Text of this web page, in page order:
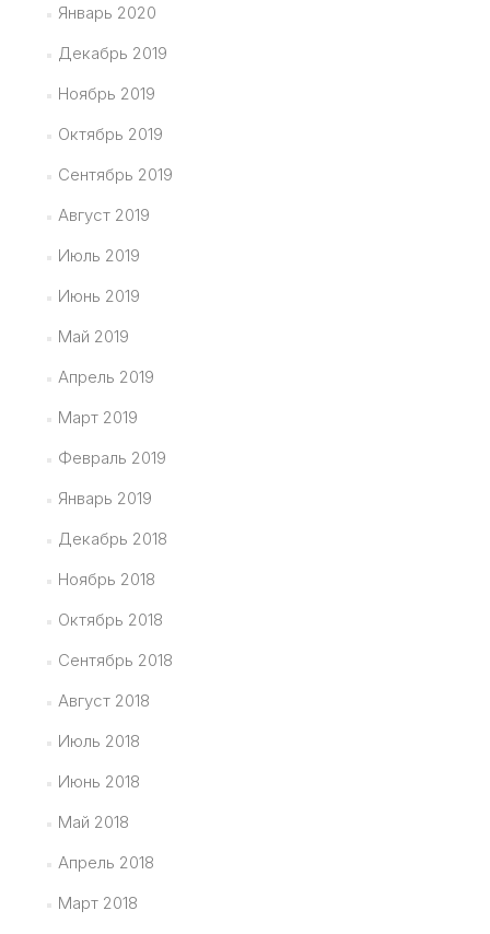
Январь 2020
Декабрь 2019
Ноябрь 2019
Октябрь 2019
Сентябрь 2019
Август 2019
Июль 2019
Июнь 2019
Май 2019
Апрель 2019
Март 2019
Февраль 2019
Январь 2019
Декабрь 2018
Ноябрь 2018
Октябрь 2018
Сентябрь 2018
Август 2018
Июль 2018
Июнь 2018
Май 2018
Апрель 2018
Март 2018